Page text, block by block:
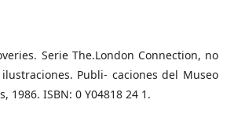
Serie The.London Connection, no
Publi- caciones del Museo
1986. ISBN: 0 Y04818 24 1.